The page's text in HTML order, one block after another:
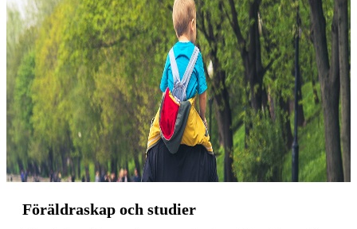
Föräldraskap och studier